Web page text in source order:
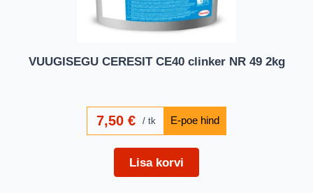
VUUGISEGU CERESIT CE40 clinker NR 49 2kg
7,50€ tk
Lisa korvi